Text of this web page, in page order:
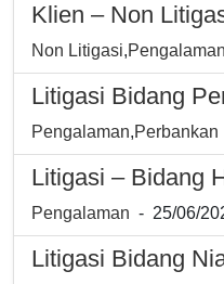
Klien – Non
Non Litigasi,Pengalaman
Litigasi Bidang
Pengalaman,Perbankan
Litigasi – Bidang
Pengalaman - 25/06/
Litigasi Bidang